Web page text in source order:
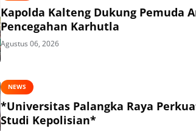
Kapolda Kalteng Dukung Pemuda
Pencegahan Karhutla
Agustus 06, 2026
NEWS
*Universitas Palangka Raya
Studi Kepolisian*